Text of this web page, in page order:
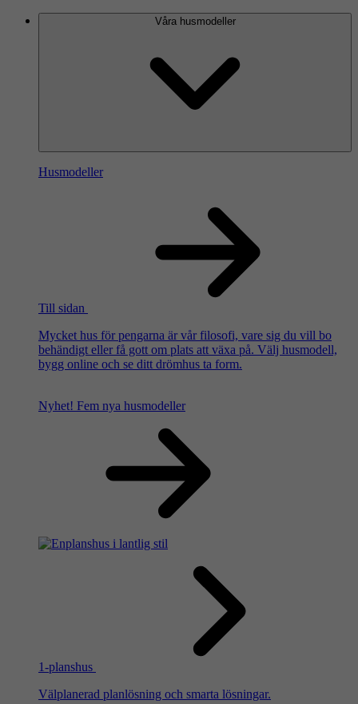
Våra husmodeller
Husmodeller
Till sidan
Mycket hus för pengarna är vår filosofi, vare sig du vill bo
behändigt eller få gott om plats att växa på. Välj husmodell,
bygg online och se ditt drömhus ta form.
Nyhet! Fem nya husmodeller
1-planshus
Välplanerad planlösning och smarta lösningar.